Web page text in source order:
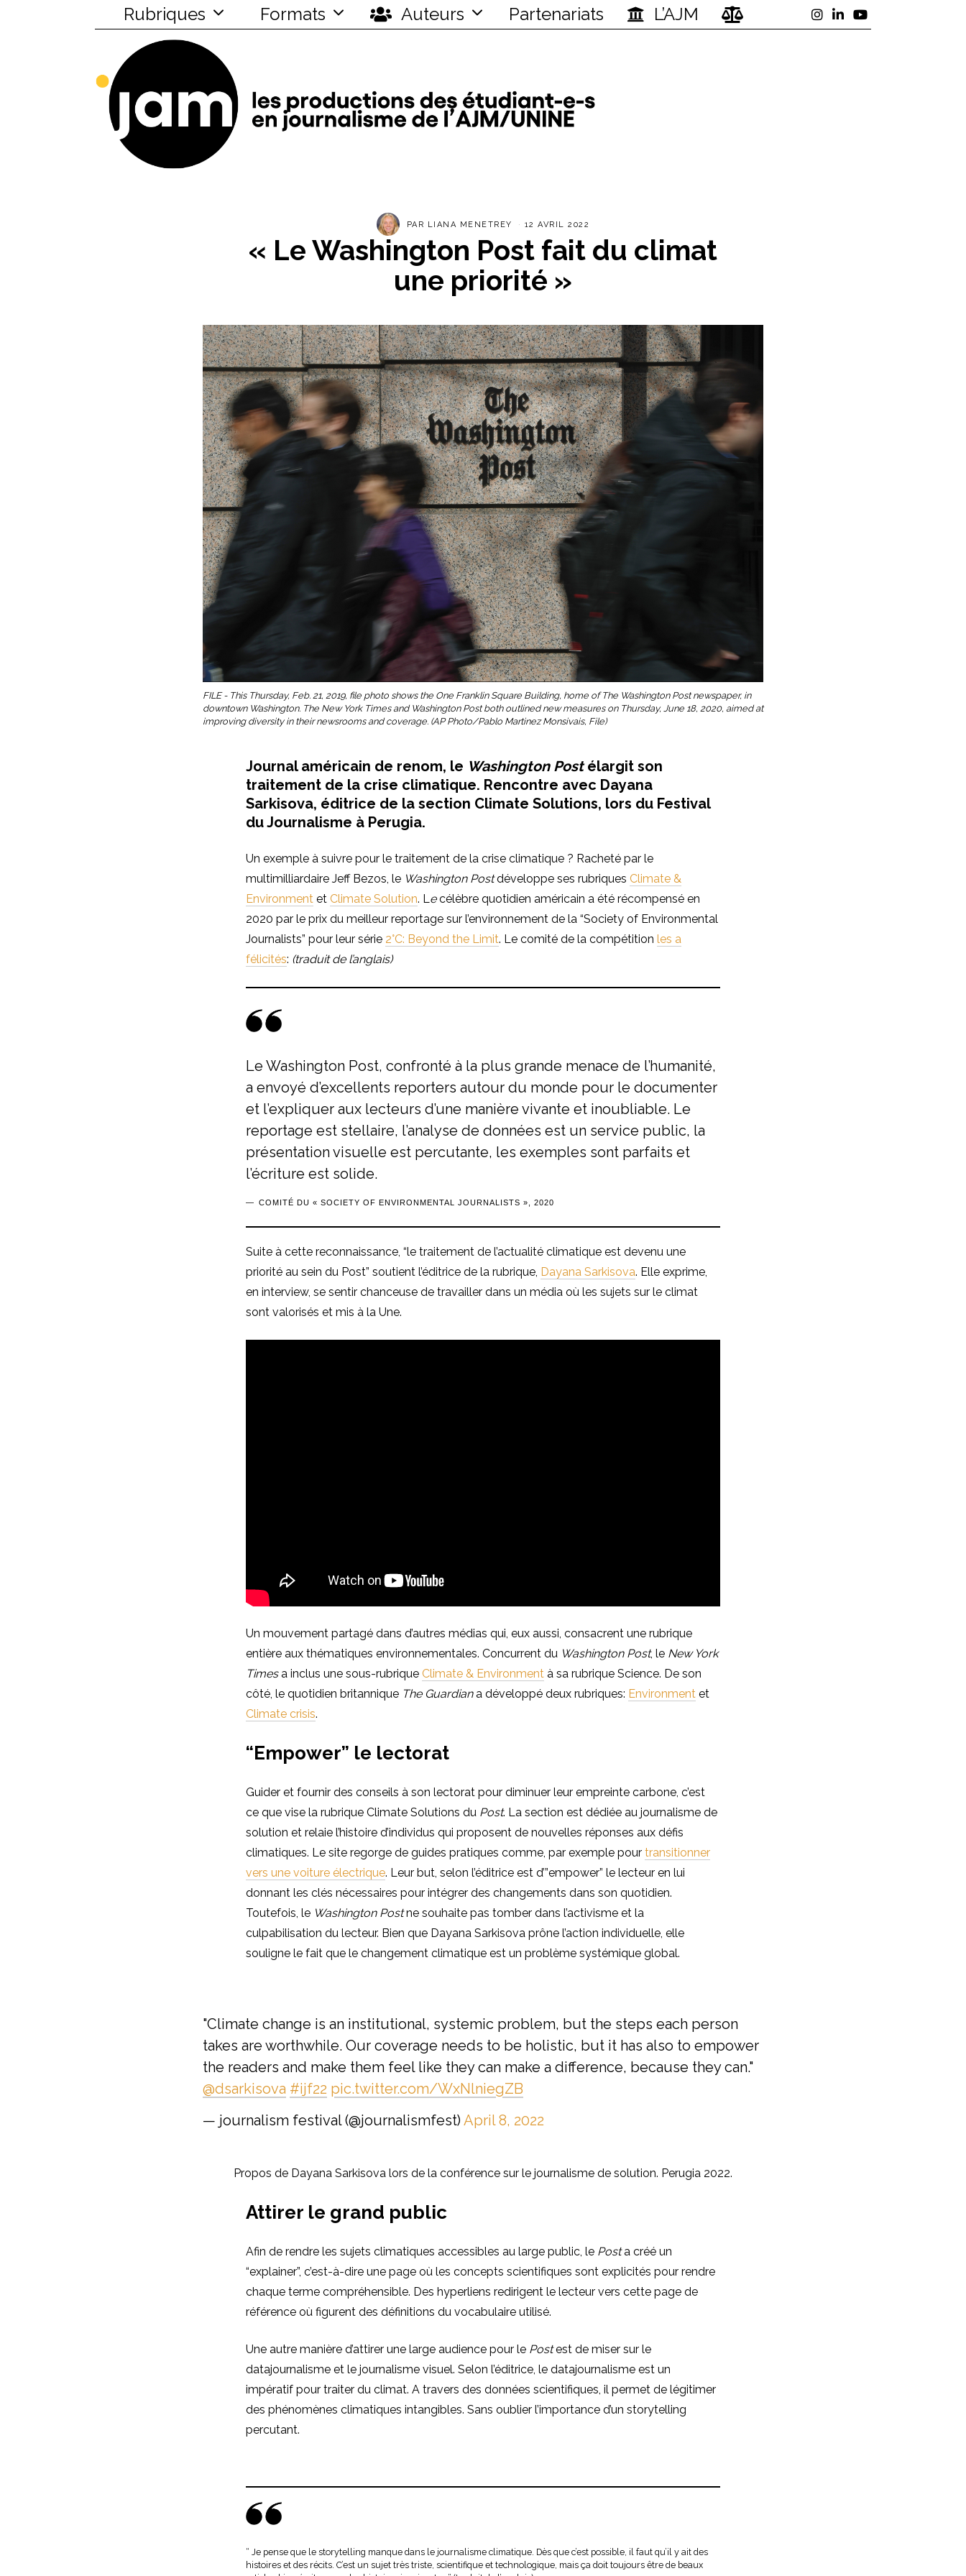
Rubriques Formats Auteurs Partenariats L’AJM
PAR LIANA MENETREY 12 AVRIL 2022
« Le Washington Post fait du climat
une priorité »
FILE - This Thursday, Feb. 21, 2019, file photo shows the One Franklin Square Building, home of The Washington Post newspaper, in
downtown Washington. The New York Times and Washington Post both outlined new measures on Thursday, June 18, 2020, aimed at
improving diversity in their newsrooms and coverage. (AP Photo/Pablo Martinez Monsivais, File)
Journal américain de renom, le Washington Postélargit son
traitement de la crise climatique. Rencontre avec Dayana
Sarkisova, éditrice de la section Climate Solutions, lors du Festival
du Journalisme à Perugia.
Un exemple à suivre pour le traitement de la crise climatique ? Racheté par le
multimilliardaire Jeff Bezos, le Washington Postdéveloppe ses rubriques Climate &
Environment et Climate Solution. Lecélèbre quotidien américain a été récompensé en
2020 par le prix du meilleur reportage sur l’environnement de la “Society of Environmental
Journalists” pour leur série 2°C: Beyond the Limit. Le comité de la compétition les a
félicités: (traduit de l’anglais)
Le Washington Post, confronté à la plus grande menace de l’humanité,
a envoyé d’excellents reporters autour du monde pour le documenter
et l’expliquer aux lecteurs d’une manière vivante et inoubliable. Le
reportage est stellaire, l’analyse de données est un service public, la
présentation visuelle est percutante, les exemples sont parfaits et
l’écriture est solide.
COMITÉ DU « SOCIETY OF ENVIRONMENTAL JOURNALISTS », 2020
Suite à cette reconnaissance, “le traitement de l’actualité climatique est devenu une
priorité au sein du Post” soutient l’éditrice de la rubrique, Dayana Sarkisova. Elle exprime,
en interview, se sentir chanceuse de travailler dans un média où les sujets sur le climat
sont valorisés et mis à la Une.
Un mouvement partagé dans d’autres médias qui, eux aussi, consacrent une rubrique
entière aux thématiques environnementales. Concurrent du Washington Post, le New York
Timesa inclus une sous-rubrique Climate & Environment à sa rubrique Science. De son
côté, le quotidien britannique The Guardiana développé deux rubriques: Environment et
Climate crisis.
“Empower” le lectorat
Guider et fournir des conseils à son lectorat pour diminuer leur empreinte carbone, c’est
ce que vise la rubrique Climate Solutions du Post. La section est dédiée au journalisme de
solution et relaie l’histoire d’individus qui proposent de nouvelles réponses aux défis
climatiques. Le site regorge de guides pratiques comme, par exemple pour transitionner
vers une voiture électrique. Leur but, selon l’éditrice est d’”empower” le lecteur en lui
donnant les clés nécessaires pour intégrer des changements dans son quotidien.
Toutefois, le Washington Postne souhaite pas tomber dans l’activisme et la
culpabilisation du lecteur. Bien que Dayana Sarkisova prône l’action individuelle, elle
souligne le fait que le changement climatique est un problème systémique global.
"Climate change is an institutional, systemic problem, but the steps each person
takes are worthwhile. Our coverage needs to be holistic, but it has also to empower
the readers and make them feel like they can make a difference, because they can."
@dsarkisova #ijf22 pic.twitter.com/WxNlniegZB
— journalism festival (@journalismfest) April 8, 2022
Propos de Dayana Sarkisova lors de la conférence sur le journalisme de solution. Perugia 2022.
Attirer le grand public
Afin de rendre les sujets climatiques accessibles au large public, le Posta créé un
“explainer”, c’est-à-dire une page où les concepts scientifiques sont explicités pour rendre
chaque terme compréhensible. Des hyperliens redirigent le lecteur vers cette page de
référence où figurent des définitions du vocabulaire utilisé.
Une autre manière d’attirer une large audience pour le Postest de miser sur le
datajournalisme et le journalisme visuel. Selon l’éditrice, le datajournalisme est un
impératif pour traiter du climat. A travers des données scientifiques, il permet de légitimer
des phénomènes climatiques intangibles. Sans oublier l’importance d’un storytelling
percutant.
“ Je pense que le storytelling manque dans le journalisme climatique. Dès que c’est possible, il faut qu’il y ait des
histoires et des récits. C’est un sujet très triste, scientifique et technologique, mais ça doit toujours être de beaux